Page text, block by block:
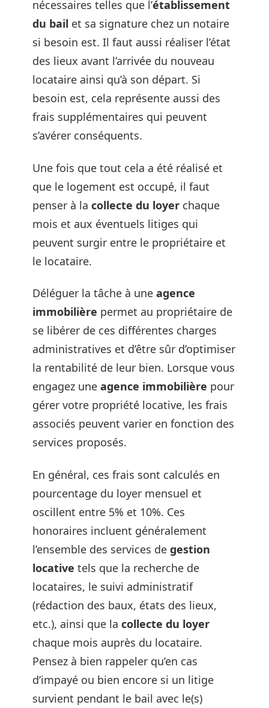
nécessaires telles que l’établissement
du bail et sa signature chez un notaire
si besoin est. Il faut aussi réaliser l’état
des lieux avant l’arrivée du nouveau
locataire ainsi qu’à son départ. Si
besoin est, cela représente aussi des
frais supplémentaires qui peuvent
s’avérer conséquents.
Une fois que tout cela a été réalisé et
que le logement est occupé, il faut
penser à la collecte du loyer chaque
mois et aux éventuels litiges qui
peuvent surgir entre le propriétaire et
le locataire.
Déléguer la tâche à une agence
immobilière permet au propriétaire de
se libérer de ces différentes charges
administratives et d’être sûr d’optimiser
la rentabilité de leur bien. Lorsque vous
engagez une agence immobilière pour
gérer votre propriété locative, les frais
associés peuvent varier en fonction des
services proposés.
En général, ces frais sont calculés en
pourcentage du loyer mensuel et
oscillent entre 5% et 10%. Ces
honoraires incluent généralement
l’ensemble des services de gestion
locative tels que la recherche de
locataires, le suivi administratif
(rédaction des baux, états des lieux,
etc.), ainsi que la collecte du loyer
chaque mois auprès du locataire.
Pensez à bien rappeler qu’en cas
d’impayé ou bien encore si un litige
survient pendant le bail avec le(s)